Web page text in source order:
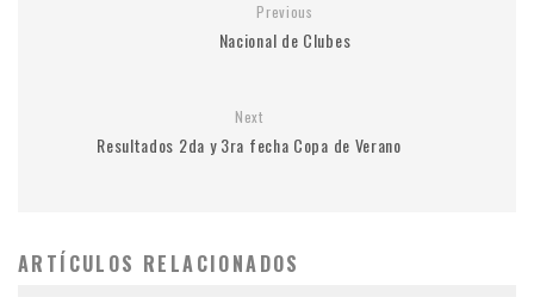
Previous
Nacional de Clubes
Next
Resultados 2da y 3ra fecha Copa de Verano
ARTÍCULOS RELACIONADOS